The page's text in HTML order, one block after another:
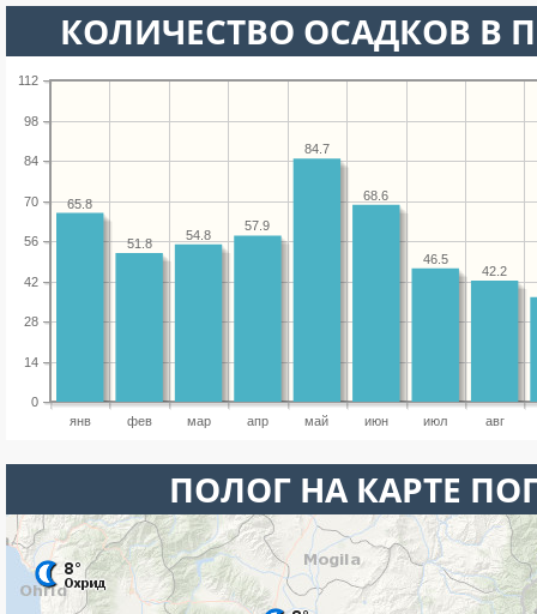
КОЛИЧЕСТВО ОСАДКОВ В
янв фев мар апр май июн июл авг
0
14
28
42
56
70
84
98
112
42.2
46.5
68.6
84.7
57.9
54.8
51.8
65.8
ПОЛОГ НА КАРТЕ